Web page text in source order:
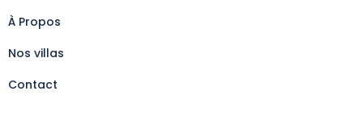
À Propos
Nos villas
Contact